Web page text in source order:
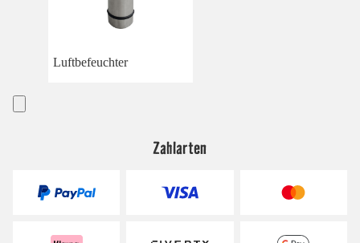
Luftbefeuchter
Zahlarten